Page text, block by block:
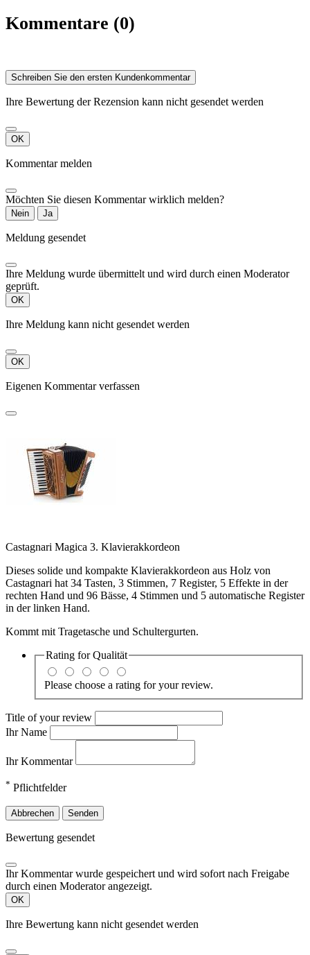
Kommentare (0)
Schreiben Sie den ersten Kundenkommentar
Ihre Bewertung der Rezension kann nicht gesendet werden
OK
Kommentar melden
Möchten Sie diesen Kommentar wirklich melden?
Nein Ja
Meldung gesendet
Ihre Meldung wurde übermittelt und wird durch einen Moderator
geprüft.
OK
Ihre Meldung kann nicht gesendet werden
OK
Eigenen Kommentar verfassen
Castagnari Magica 3. Klavierakkordeon
Dieses solide und kompakte Klavierakkordeon aus Holz von
Castagnari hat 34 Tasten, 3 Stimmen, 7 Register, 5 Effekte in der
rechten Hand und 96 Bässe, 4 Stimmen und 5 automatische Register
in der linken Hand.
Kommt mit Tragetasche und Schultergurten.
Rating forQualität
Please choose a rating for your review.
Title of your review
Ihr Name
Ihr Kommentar
* Pflichtfelder
Abbrechen Senden
Bewertung gesendet
Ihr Kommentar wurde gespeichert und wird sofort nach Freigabe
durch einen Moderator angezeigt.
OK
Ihre Bewertung kann nicht gesendet werden